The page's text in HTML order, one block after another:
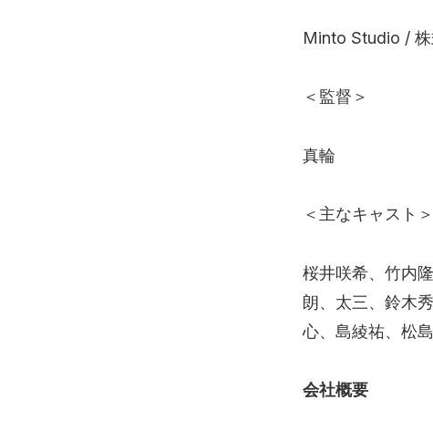
Minto Studio /
＜監督＞
真輪
＜主なキャスト＞
桜井咲希、竹内
朗、太三、鈴木
心、島綾祐、松
会社概要